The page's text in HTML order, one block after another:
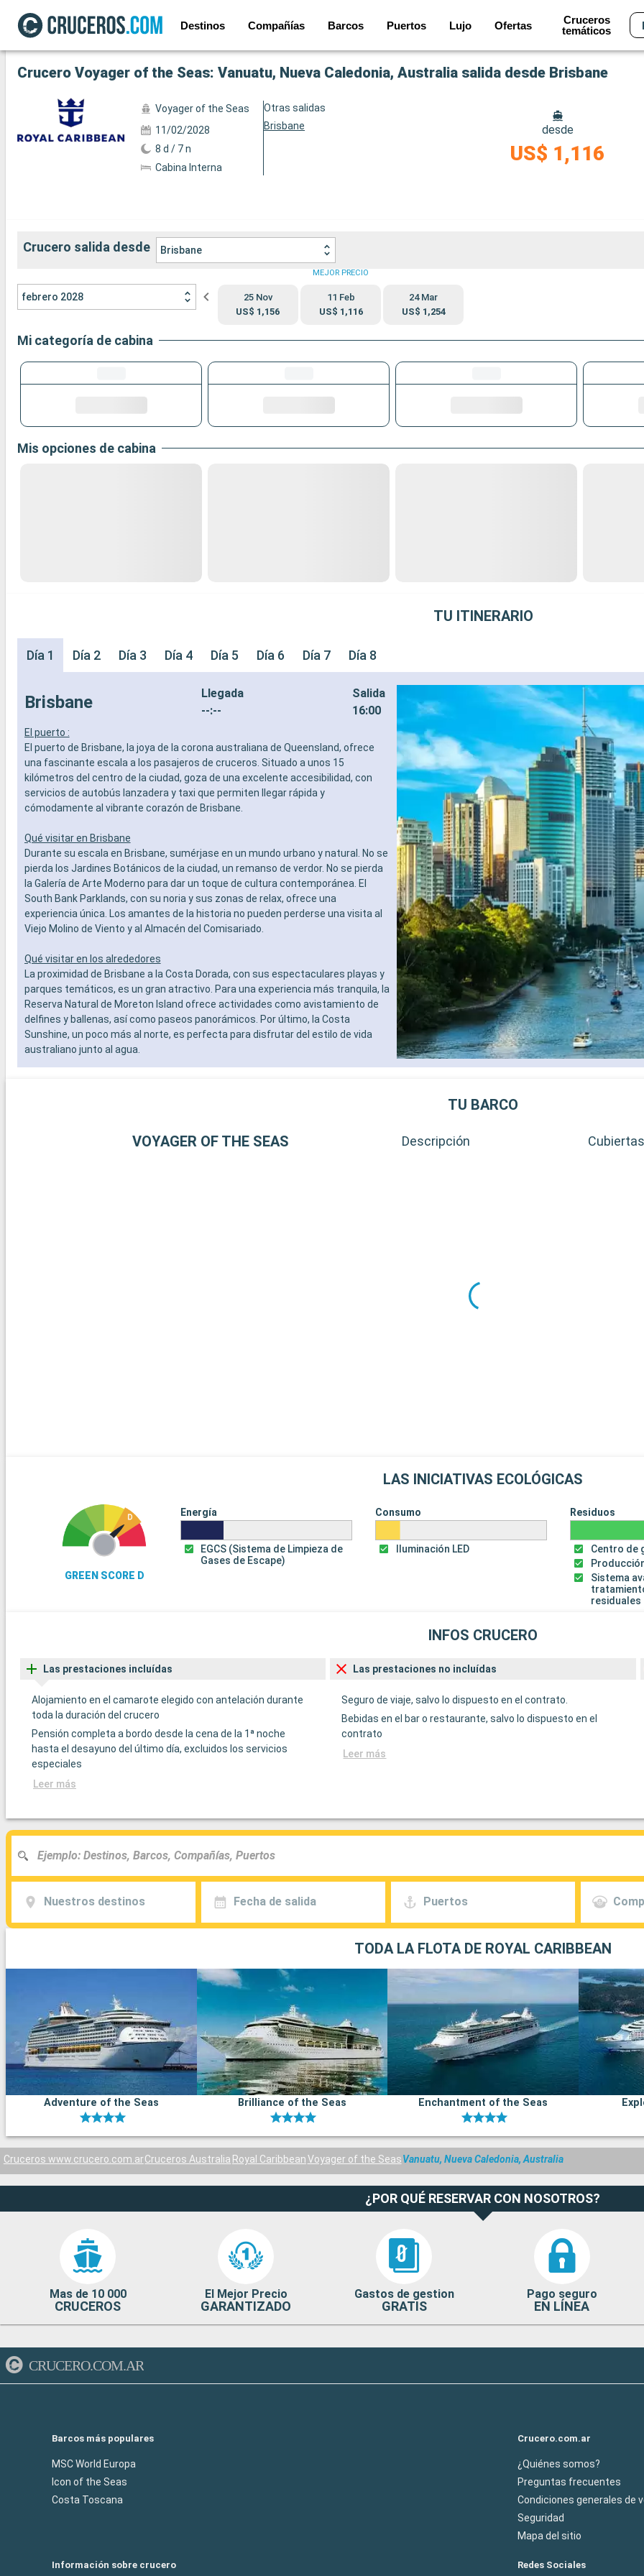
Destinos Compañías Barcos Puertos Lujo Ofertas
Cruceros
temáticos
Ver las 36 fotos siguientes
Crucero Voyager of the Seas: Vanuatu, Nueva Caledonia, Australia salida desde Brisbane
Voyager of the Seas
11/02/2028
8 d / 7 n
Cabina Interna
Otras salidas
Brisbane
desde
US$ 1,116
Crucero salida desde Brisbane
febrero 2028
25 Nov
US$ 1,156
MEJOR PRECIO
11 Feb
US$ 1,116
24 Mar
US$ 1,254
Mi categoría de cabina
Mis opciones de cabina
TU ITINERARIO
Día 1 Día 2 Día 3 Día 4 Día 5 Día 6 Día 7 Día 8
Brisbane
Llegada
--:--
Salida
16:00
El puerto :
El puerto de Brisbane, la joya de la corona australiana de Queensland, ofrece
una fascinante escala a los pasajeros de cruceros. Situado a unos 15
kilómetros del centro de la ciudad, goza de una excelente accesibilidad, con
servicios de autobús lanzadera y taxi que permiten llegar rápida y
cómodamente al vibrante corazón de Brisbane.
Qué visitar en Brisbane
Durante su escala en Brisbane, sumérjase en un mundo urbano y natural. No se
pierda los Jardines Botánicos de la ciudad, un remanso de verdor. No se pierda
la Galería de Arte Moderno para dar un toque de cultura contemporánea. El
South Bank Parklands, con su noria y sus zonas de relax, ofrece una
experiencia única. Los amantes de la historia no pueden perderse una visita al
Viejo Molino de Viento y al Almacén del Comisariado.
Qué visitar en los alrededores
La proximidad de Brisbane a la Costa Dorada, con sus espectaculares playas y
parques temáticos, es un gran atractivo. Para una experiencia más tranquila, la
Reserva Natural de Moreton Island ofrece actividades como avistamiento de
delfines y ballenas, así como paseos panorámicos. Por último, la Costa
Sunshine, un poco más al norte, es perfecta para disfrutar del estilo de vida
australiano junto al agua.
TU BARCO
VOYAGER OF THE SEAS Descripción Cubiertas
LAS INICIATIVAS ECOLÓGICAS
GREEN SCORE D
Energía
EGCS (Sistema de Limpieza de
Gases de Escape)
Consumo
Iluminación LED
Residuos
Centro de
Sistema
residuales
INFOS CRUCERO
Las prestaciones incluídas
Alojamiento en el camarote elegido con antelación durante
toda la duración del crucero
Pensión completa a bordo desde la cena de la 1ª noche
hasta el desayuno del último día, excluidos los servicios
especiales
Leer más
Las prestaciones no incluídas
Seguro de viaje, salvo lo dispuesto en el contrato.
Bebidas en el bar o restaurante, salvo lo dispuesto en el
contrato
Leer más
Nuestros destinos Fecha de salida Puertos
TODA LA FLOTA DE ROYAL CARIBBEAN
Adventure of the Seas Brilliance of the Seas Enchantment of the Seas
Cruceros www.crucero.com.arCruceros Australia Royal CaribbeanVoyager of the SeasVanuatu, Nueva Caledonia, Australia
¿POR QUÉ RESERVAR CON NOSOTROS?
Mas de 10 000
CRUCEROS
El Mejor Precio
GARANTIZADO
Gastos de gestion
GRATIS
Pago seguro
EN LÍNEA
CRUCERO.COM.AR
Barcos más populares
MSC World Europa
Icon of the Seas
Costa Toscana
Crucero.com.ar
¿Quiénes somos?
Preguntas frecuentes
Condiciones generales de
Seguridad
Mapa del sitio
Información sobre crucero Redes Sociales